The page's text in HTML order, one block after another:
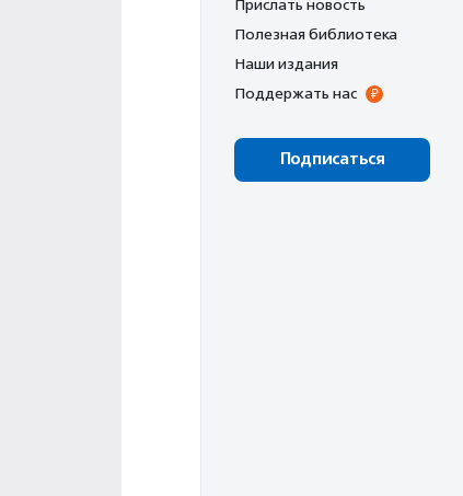
Прислать новость
Полезная библиотека
Наши издания
Поддержать нас
Подписаться